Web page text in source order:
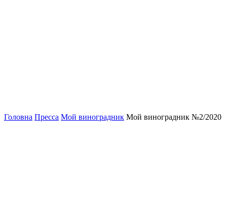
Головна Пресса Мой виноградник Мой виноградник №2/2020